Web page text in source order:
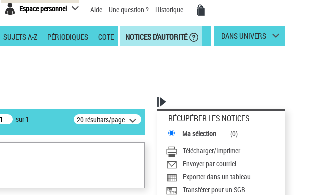
Espace personnel Aide Une question ? Historique
SUJETS A-Z PÉRIODIQUES COTE NOTICES D'AUTORITÉ DANS UNIVERS
sur 1 20 résultats/page RÉCUPÉRER LES NOTICES
Ma sélection (0)
Télécharger/Imprimer
Envoyer par courriel
Exporter dans un tableau
Transférer pour un SGB